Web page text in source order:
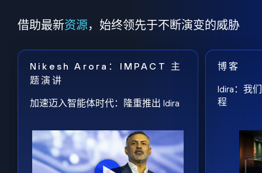
借助最新资源，始终领先于不断演变的威胁
Nikesh Arora：IMPACT 主
题演讲
加速迈入智能体时代：隆重推出 Idira
博客
Idira：我
程